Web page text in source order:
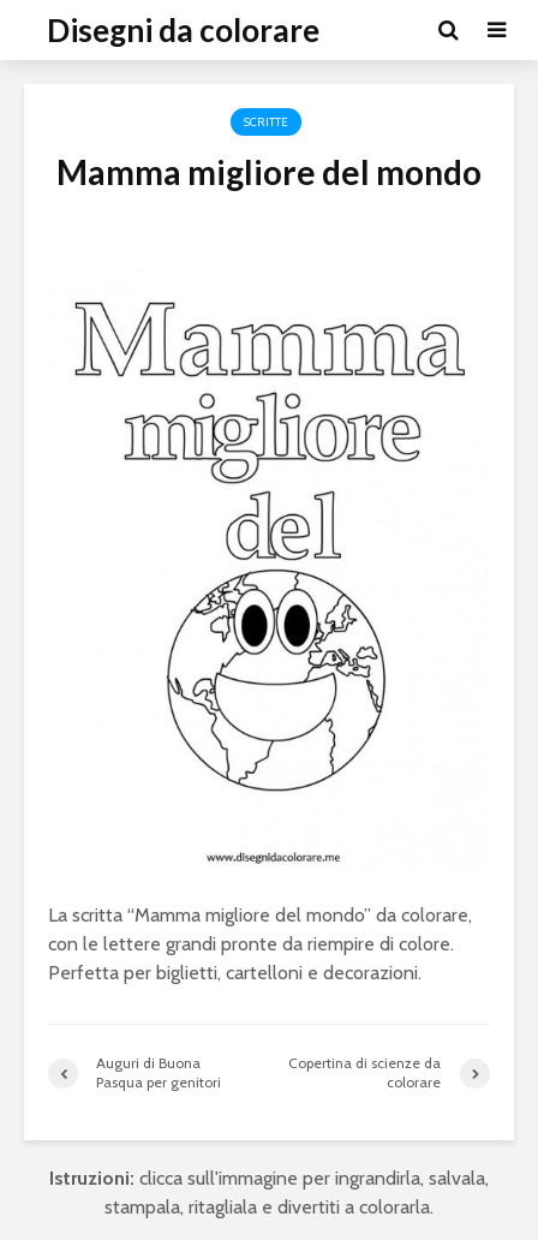
Disegni da colorare
SCRITTE
Mamma migliore del mondo
La scritta “Mamma migliore del mondo” da colorare,
con le lettere grandi pronte da riempire di colore.
Perfetta per biglietti, cartelloni e decorazioni.
Auguri di Buona
Pasqua per genitori
Copertina di scienze da
colorare
Istruzioni: clicca sull'immagine per ingrandirla, salvala,
stampala, ritagliala e divertiti a colorarla.